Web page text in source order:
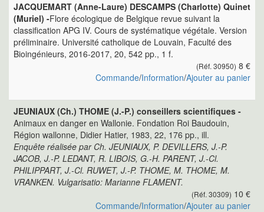
JACQUEMART (Anne-Laure) DESCAMPS (Charlotte) Quinet
(Muriel) -Flore écologique de Belgique revue suivant la
classification APG IV. Cours de systématique végétale. Version
préliminaire. Université catholique de Louvain, Faculté des
Bioingénieurs, 2016-2017, 20, 542 pp., 1 f.
(Réf. 30950) 8 €
Commande/Information/Ajouter au panier
JEUNIAUX (Ch.) THOME (J.-P.) conseillers scientifiques -
Animaux en danger en Wallonie. Fondation Roi Baudouin,
Région wallonne, Didier Hatier, 1983, 22, 176 pp., ill.
Enquête réalisée par Ch. JEUNIAUX, P. DEVILLERS, J.-P.
JACOB, J.-P. LEDANT, R. LIBOIS, G.-H. PARENT, J.-Cl.
PHILIPPART, J.-Cl. RUWET, J.-P. THOME, M. THOME, M.
VRANKEN. Vulgarisatio: Marianne FLAMENT.
(Réf. 30309) 10 €
Commande/Information/Ajouter au panier